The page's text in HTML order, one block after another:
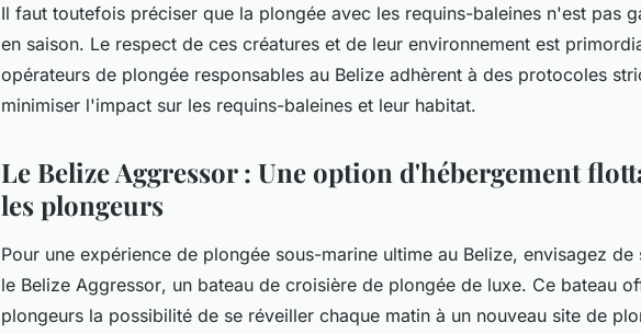
Il faut toutefois préciser que la plongée avec les requins-baleines n'est pas
en saison. Le respect de ces créatures et de leur environnement est
opérateurs de plongée responsables au Belize adhèrent à des protocoles
minimiser l'impact sur les requins-baleines et leur habitat.
Le Belize Aggressor : Une option d'hébergement
les plongeurs
Pour une expérience de plongée sous-marine ultime au Belize, envisagez de
le Belize Aggressor, un bateau de croisière de plongée de luxe. Ce bateau
plongeurs la possibilité de se réveiller chaque matin à un nouveau site de